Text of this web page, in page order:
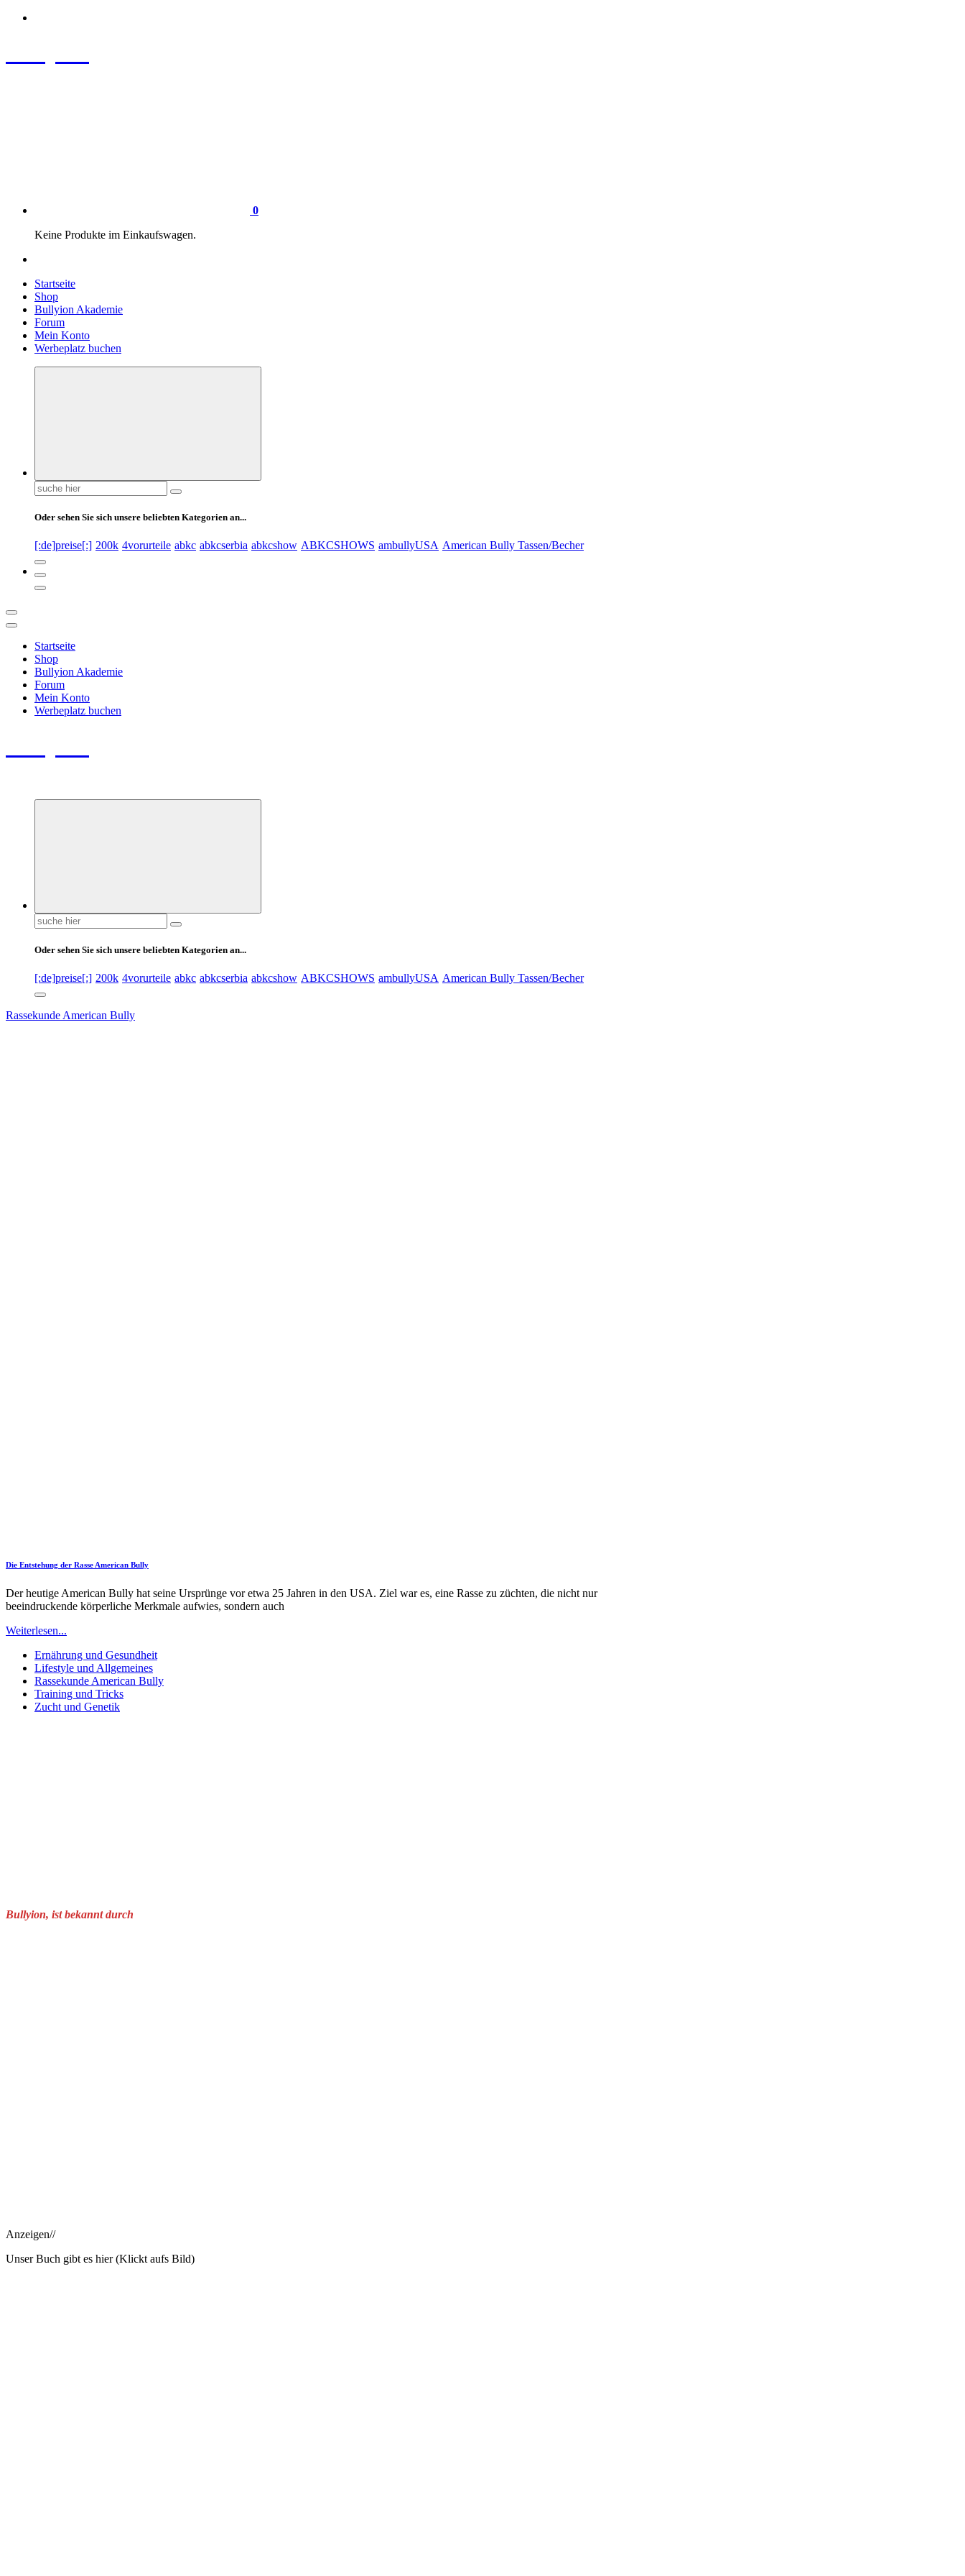
Zum
0
Keine Produkte im Einkaufswagen.
Startseite
Shop
Bullyion Akademie
Forum
Mein Konto
Werbeplatz buchen
Suchen
nach:
Oder sehen Sie sich unsere beliebten Kategorien an...
[:de]preise[:] 200k 4vorurteile abkc abkcserbia abkcshow ABKCSHOWS ambullyUSA American Bully Tassen/Becher
Startseite
Shop
Bullyion Akademie
Forum
Mein Konto
Werbeplatz buchen
Suchen
nach:
Oder sehen Sie sich unsere beliebten Kategorien an...
[:de]preise[:] 200k 4vorurteile abkc abkcserbia abkcshow ABKCSHOWS ambullyUSA American Bully Tassen/Becher
Rassekunde American Bully
Die Entstehung der Rasse American Bully
Der heutige American Bully hat seine Ursprünge vor etwa 25 Jahren in den USA. Ziel war es, eine Rasse zu züchten, die nicht nur
beeindruckende körperliche Merkmale aufwies, sondern auch
Weiterlesen...
Ernährung und Gesundheit
Lifestyle und Allgemeines
Rassekunde American Bully
Training und Tricks
Zucht und Genetik
Bullyion, ist bekannt durch
Anzeigen//
Unser Buch gibt es hier (Klickt aufs Bild)